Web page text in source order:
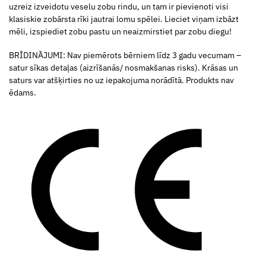
uzreiz izveidotu veselu zobu rindu, un tam ir pievienoti visi
klasiskie zobārsta rīki jautrai lomu spēlei. Lieciet viņam izbāzt
mēli, izspiediet zobu pastu un neaizmirstiet par zobu diegu!
BRĪDINĀJUMI: Nav piemērots bērniem līdz 3 gadu vecumam –
satur sīkas detaļas (aizrīšanās/ nosmakšanas risks). Krāsas un
saturs var atšķirties no uz iepakojuma norādītā. Produkts nav
ēdams.